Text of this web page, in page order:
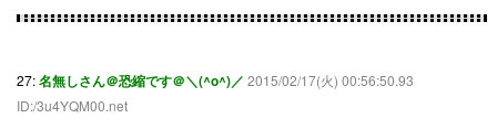
27:名無しさん＠恐縮です＠＼(^o^)／ 2015/02/17(火) 00:56:50.93
ID:/3u4YQM00.net